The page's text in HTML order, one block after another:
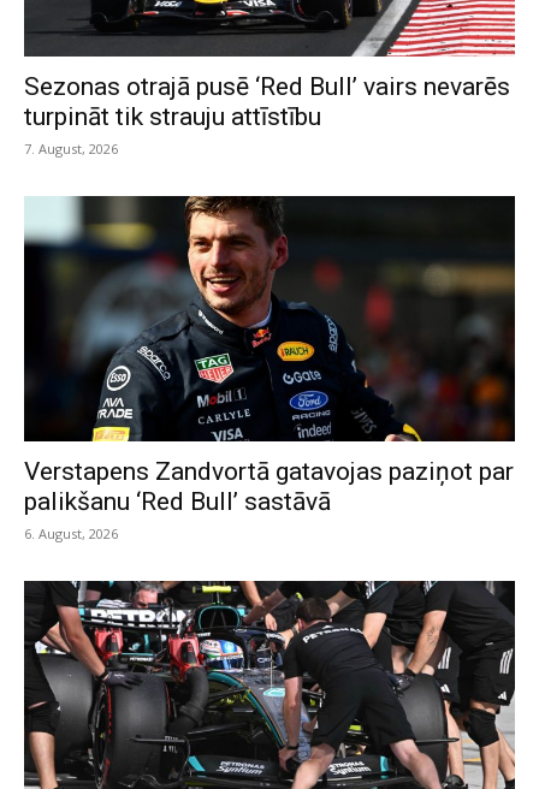
Sezonas otrajā pusē ‘Red Bull’ vairs nevarēs
turpināt tik strauju attīstību
7. August, 2026
Verstapens Zandvortā gatavojas paziņot par
palikšanu ‘Red Bull’ sastāvā
6. August, 2026